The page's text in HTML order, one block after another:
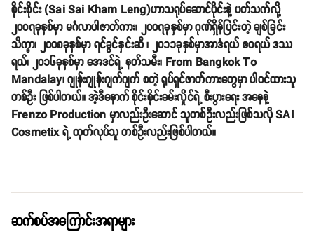
စိုင်းစိုင်း (Sai Sai Kham Leng)ဟာသရုပ်ဆောင်ပိုင်းနဲ့ ပတ်သက်လို့
၂၀၀၇ခုနှစ်မှာ မင်္ဂလာပါဇာတ်ကား၊ ၂၀၀၇ခုနှစ်မှာ ဂုဏ်ရှိန်ပြင်းတဲ့ ချစ်ခြင်း
သိက္ခာ၊ ၂၀၀၈ခုနှစ်မှာ ရင်ခွင်နှင်းဆီ ၊ ၂၀၁၁ခုနှစ်မှာအာဒံရယ် ဧဝရယ် ဒဿ
ရယ်၊ ၂၀၁၆ခုနှစ်မှာ အေဒင်ရဲ့ နတ်သမီး၊ From Bangkok To
Mandalay၊ ဂျုန်းဂျုန်းဂျက်ဂျက် စတဲ့ ရုပ်ရှင်ဇာတ်ကားတွေမှာ ပါဝင်ထားသူ
တစ်ဦး ဖြစ်ပါတယ်။ အဲ့ဒီနောက် စိုင်းစိုင်းခမ်းလှိုင်ရဲ့ စီးပွားရေး အနေနဲ့
Frenzo Production မှာလည်းဦးဆောင် သူတစ်ဦးလည်းဖြစ်သလို SAI
Cosmetix ရဲ့ ထုတ်လုပ်သူ တစ်ဦးလည်းဖြစ်ပါတယ်။
ဆက်စပ်အကြောင်းအရာများ